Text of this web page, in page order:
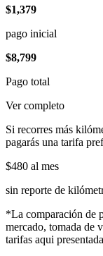
$1,379
pago inicial
$8,799
Pago total
Ver completo
Si recorres más
pagarás una tarifa
$480 al mes
sin reporte de
*La comparación de
mercado, tomada de
tarifas aqui